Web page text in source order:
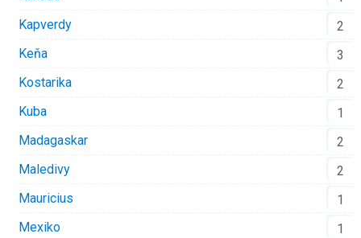
Kapverdy
2
Keňa
3
Kostarika
2
Kuba
1
Madagaskar
2
Maledivy
2
Mauricius
1
Mexiko
1